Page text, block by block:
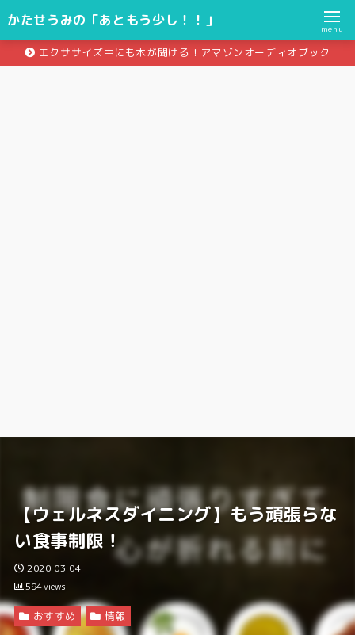
かたせうみの「あともう少し！！」
menu
エクササイズ中にも本が聞ける！アマゾンオーディオブック
【ウェルネスダイニング】もう頑張らな
い食事制限！
2020.03.04
594views
おすすめ 情報